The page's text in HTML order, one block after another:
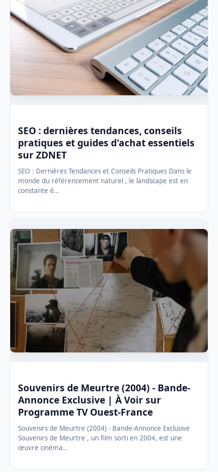
SEO : dernières tendances, conseils
pratiques et guides d'achat essentiels
sur ZDNET
SEO : Dernières Tendances et Conseils Pratiques Dans le
monde du référencement naturel , le landscape est en
constante é…
Souvenirs de Meurtre (2004) - Bande-
Annonce Exclusive | À Voir sur
Programme TV Ouest-France
Souvenirs de Meurtre (2004) - Bande-Annonce Exclusive
Souvenirs de Meurtre , un film sorti en 2004, est une
œuvre cinéma…